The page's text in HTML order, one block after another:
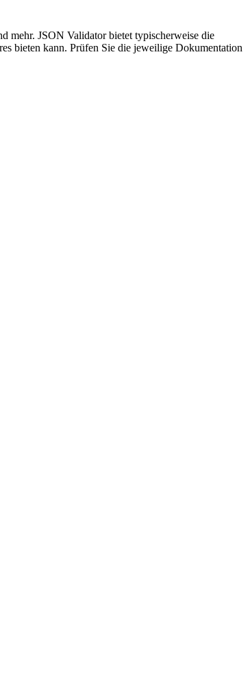
JSON Validator bietet typischerweise die
bieten kann. Prüfen Sie die jeweilige Dokumentation